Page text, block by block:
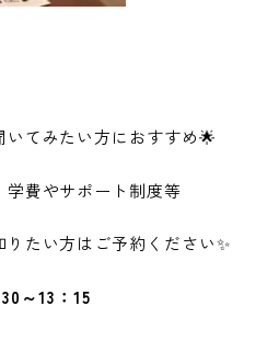
てみたい方におすすめ🌟
費やサポート制度等
たい方はご予約ください✨
～13：15